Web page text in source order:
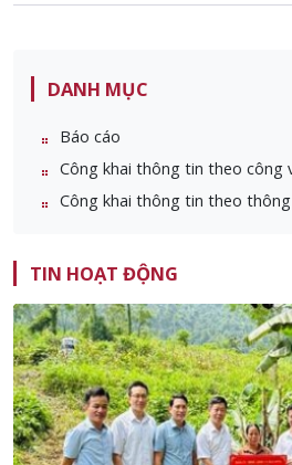
DANH MỤC
Báo cáo
Công khai thông tin theo công
Công khai thông tin theo
TIN HOẠT ĐỘNG